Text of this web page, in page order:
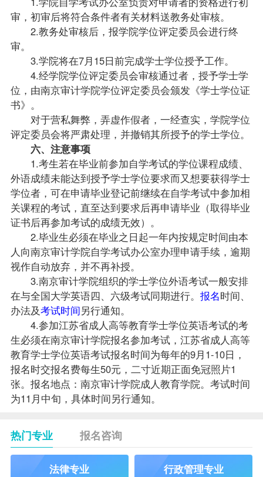
审，初审后将符合条件者有关材料送教务处审核。
2.教务处审核后，报学院学位评定委员会进行终
审。
3.学院将在7月15日前完成学士学位授予工作。
4.经学院学位评定委员会审核通过者，授予学士学
位，由南京审计学院学位评定委员会颁发《学士学位证
书》。
对于营私舞弊，弄虚作假者，一经查实，学院学位
评定委员会将严肃处理，并撤销其所授予的学士学位。
六、注意事项
1.考生若在毕业前参加自学考试的学位课程成绩、
外语成绩未能达到授予学士学位要求而又想要获得学士
学位者，可在申请毕业登记前继续在自学考试中参加相
关课程的考试，直至达到要求后再申请毕业（取得毕业
证书后再参加考试的成绩无效）。
2.毕业生必须在毕业之日起一年内按规定时间由本
人向南京审计学院自学考试办公室办理申请手续，逾期
视作自动放弃，并不再补授。
3.南京审计学院组织的学士学位外语考试一般安排
在与全国大学英语四、六级考试同期进行。 报名时间、
办法及考试时间另行通知。
4.参加江苏省成人高等教育学士学位英语考试的考
生必须在南京审计学院报名参加考试，江苏省成人高等
教育学士学位英语考试报名时间为每年的9月1-10日，
报名时交报名费每生50元，二寸近期正面免冠照片1
张。报名地点：南京审计学院成人教育学院。考试时间
为11月中旬，具体时间另行通知。
热门专业 报名咨询
法律专业 行政管理专业